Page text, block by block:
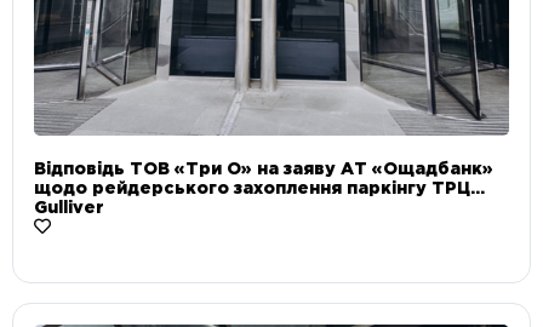
Відповідь ТОВ «Три О» на заяву АТ «Ощадбанк»
щодо рейдерського захоплення паркінгу ТРЦ
Gulliver